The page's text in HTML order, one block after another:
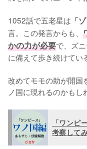
1052話で五老星は 「
言。この発言からも、
かの力が必要で、ズ
に備えて歩き続けてい
改めてモモの助が開国
ノ国に現れるのかもし
「ワンピ
考察して